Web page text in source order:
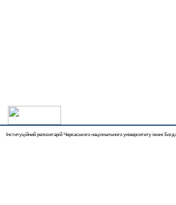
Інституційний репозитарій Черкаського національного університету імені